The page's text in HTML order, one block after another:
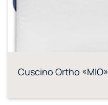
Cuscino Ortho «MIO»